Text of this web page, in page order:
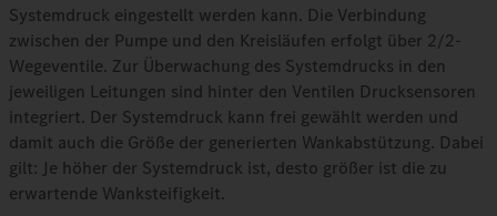
Systemdruck eingestellt werden kann. Die Verbindung
zwischen der Pumpe und den Kreisläufen erfolgt über 2/2-
Wegeventile. Zur Überwachung des Systemdrucks in den
jeweiligen Leitungen sind hinter den Ventilen Drucksensoren
integriert. Der Systemdruck kann frei gewählt werden und
damit auch die Größe der generierten Wankabstützung. Dabei
gilt: Je höher der Systemdruck ist, desto größer ist die zu
erwartende Wanksteifigkeit.